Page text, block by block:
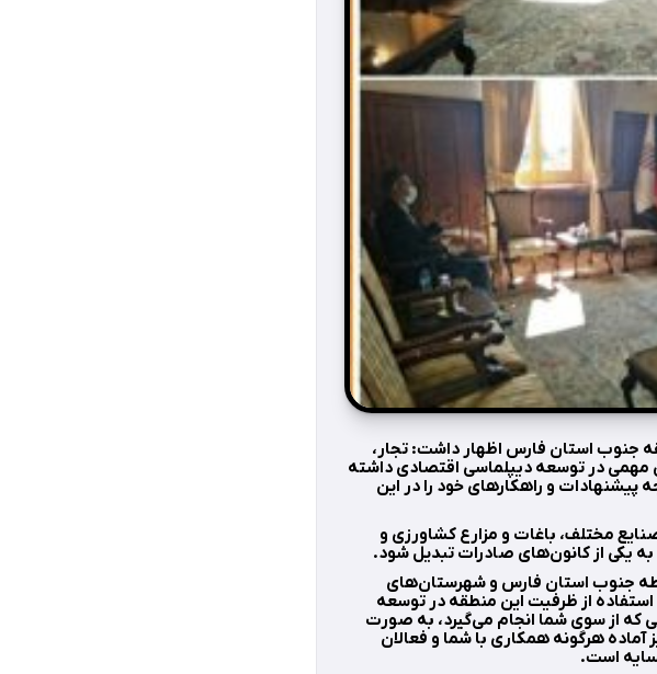
جنوب استان فارس اظهار داشت: تجار،
مهمی در توسعه دیپلماسی اقتصادی داشته
پیشنهادات و راهکارهای خود را در این
مختلف، باغات و مزارع کشاورزی و
یکی از کانون‌های صادرات تبدیل شود.
خطه جنوب استان فارس و شهرستان‌های
از ظرفیت این منطقه در توسعه
که از سوی شما انجام می‌گیرد، به صورت
آماده هرگونه همکاری با شما و فعالان
است.